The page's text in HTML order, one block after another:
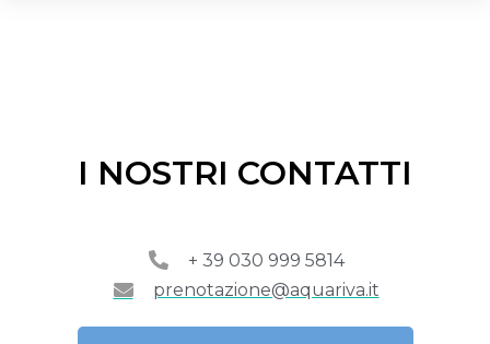
I NOSTRI CONTATTI
+ 39 030 999 5814
prenotazione@aquariva.it